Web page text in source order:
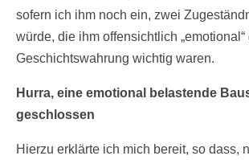
sofern ich ihm noch ein, zwei
würde, die ihm offensichtlich „emotional“
Geschichtswahrung wichtig waren.
Hurra, eine emotional belastende
geschlossen
Hierzu erklärte ich mich bereit, so dass,